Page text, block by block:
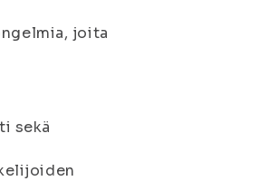
joita
sekä